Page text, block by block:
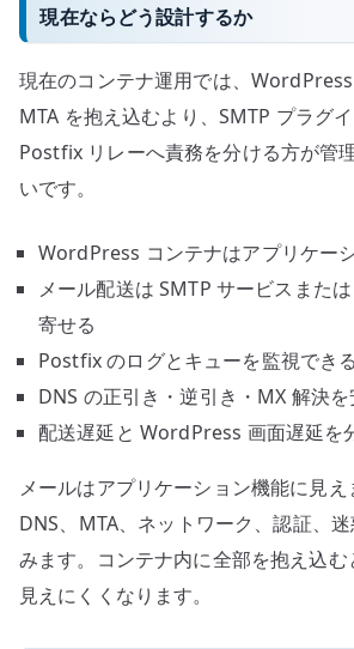
現在ならどう設計するか
現在のコンテナ運用では、
MTA を抱え込むより、SMTP プラグ
Postfix リレーへ責務を分ける方が管
いです。
WordPress コンテナはアプリケー
メール配送は SMTP サービスまた
寄せる
Postfix のログとキューを監視でき
DNS の正引き・逆引き・MX 解決
配送遅延と WordPress 画面遅延を
メールはアプリケーション機能に見
DNS、MTA、ネットワーク、認証、
みます。コンテナ内に全部を抱え込
見えにくくなります。